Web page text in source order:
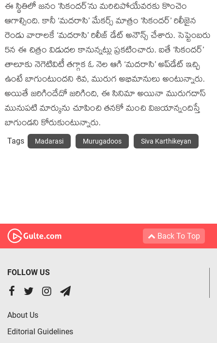
ఈ స్థితిలో జనం ‘సికందర్’ను మరిచిపోయేవరకు కొంచెం
ఆగాల్సింది. కానీ ‘మదరాసి’ మేకర్స్ మాత్రం ‘సికందర్’ రిలీజైన
రెండు వారాలకే ‘మదరాసి’ రిలీజ్ డేట్ అనౌన్స్ చేశారు. సెప్టెంబరు
5న ఈ చిత్రం విడుదల కానున్నట్లు ప్రకటించారు. ఐతే ‘సికందర్’
తాలూకు నెగెటివిటీ తగ్గాక ఓ నెల ఆగి ‘మదరాసి’ అప్‌డేట్ ఇచ్చి
ఉంటే బాగుంటుందని శివ, మురుగ అభిమానులు అంటున్నారు.
అయితే జరిగిందేదో జరిగింది, ఈ సినిమా అయినా మురుగదాస్
మునుపటి మార్కును చూపించి తనకో మంచి విజయాన్నందిస్తే
బాగుండని కోరుకుంటున్నారు.
Tags Madarasi Murugadoos Siva Karthikeyan
Back To Top
FOLLOW US
About Us
Editorial Guidelines